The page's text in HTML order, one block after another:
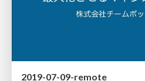
2019-07-09-remote